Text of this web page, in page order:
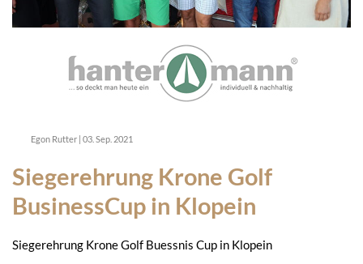
Egon Rutter | 03. Sep. 2021
Siegerehrung Krone Golf
BusinessCup in Klopein
Siegerehrung Krone Golf Buessnis Cup in Klopein